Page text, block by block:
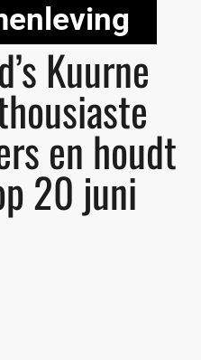
Kuurne
en houdt
20 juni